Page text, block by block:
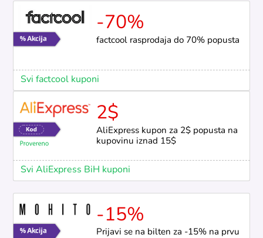
-70%
factcool rasprodaja do 70% popusta
Svi factcool kuponi
2$
AliExpress kupon za 2$ popusta na
kupovinu iznad 15$
Svi AliExpress BiH kuponi
-15%
Prijavi se na bilten za -15% na prvu